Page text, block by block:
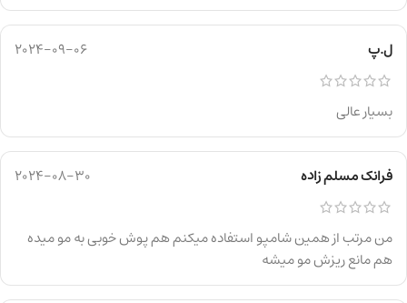
ل.پ 2024-09-06
بسیار عالی
فرانک مسلم زاده 2024-08-30
من مرتب از همین شامپو استفاده میکنم هم پوش خوبی به مو میده
هم مانع ریزش مو میشه